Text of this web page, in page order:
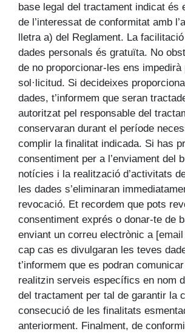
base legal del tractament indicat és
de l’interessat de conformitat amb
lletra a) del Reglament. La
dades personals és gratuïta. No
de no proporcionar-les ens
sol·licitud. Si decideixes
dades, t’informem que seran
autoritzat pel responsable del
conservaran durant el període
complir la finalitat indicada. Si has
consentiment per a l’enviament del
notícies i la realització d’activitats
les dades s’eliminaran
revocació. Et recordem que pots
consentiment exprés o donar-te de
enviant un correu electrònic a
cap cas es divulgaran les teves
t’informem que es podran
realitzin serveis específics en nom
del tractament per tal de garantir la
consecució de les finalitats
anteriorment. Finalment, de